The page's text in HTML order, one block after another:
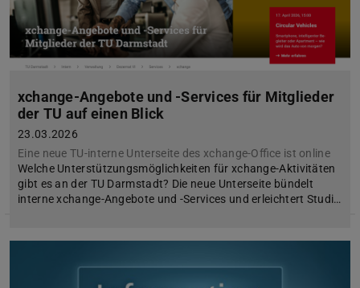
xchange-Angebote und -Services für Mitglieder
der TU auf einen Blick
23.03.2026
Eine neue TU-interne Unterseite des xchange-Office ist online
Welche Unterstützungsmöglichkeiten für xchange-Aktivitäten
gibt es an der TU Darmstadt? Die neue Unterseite bündelt
interne xchange-Angebote und -Services und erleichtert Studi…